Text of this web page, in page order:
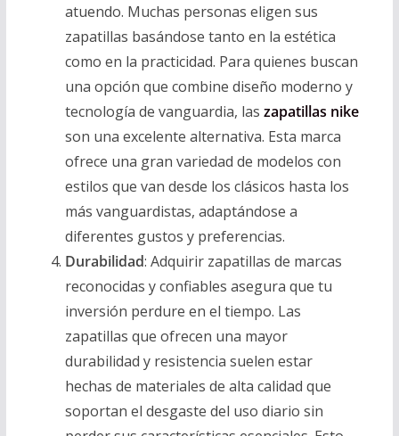
atuendo. Muchas personas eligen sus
zapatillas basándose tanto en la estética
como en la practicidad. Para quienes buscan
una opción que combine diseño moderno y
tecnología de vanguardia, las zapatillas nike
son una excelente alternativa. Esta marca
ofrece una gran variedad de modelos con
estilos que van desde los clásicos hasta los
más vanguardistas, adaptándose a
diferentes gustos y preferencias.
Durabilidad: Adquirir zapatillas de marcas
reconocidas y confiables asegura que tu
inversión perdure en el tiempo. Las
zapatillas que ofrecen una mayor
durabilidad y resistencia suelen estar
hechas de materiales de alta calidad que
soportan el desgaste del uso diario sin